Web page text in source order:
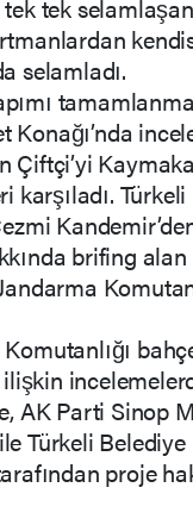
tek
selamladı.
Konağı’nda
Çiftçi’yi
karşıladı.
brifing
AK Parti Sinop
Türkeli Belediye
proje